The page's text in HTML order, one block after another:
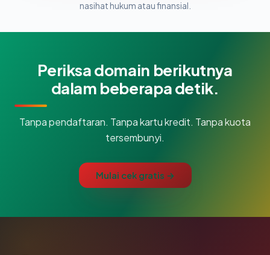
nasihat hukum atau finansial.
Periksa domain berikutnya
dalam beberapa detik.
Tanpa pendaftaran. Tanpa kartu kredit. Tanpa kuota
tersembunyi.
Mulai cek gratis →